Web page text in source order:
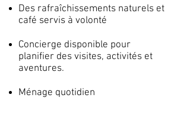
Des rafraîchissements naturels et
café servis à volonté
Concierge disponible pour
planifier des visites, activités et
aventures.
Ménage quotidien